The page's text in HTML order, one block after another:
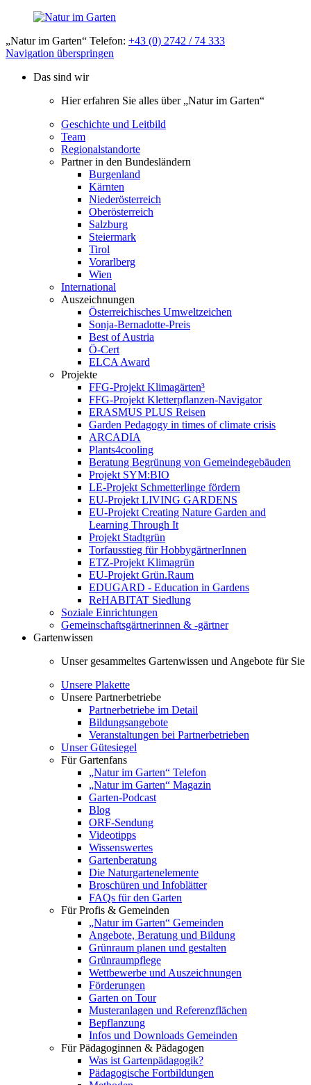
„Natur im Garten“ Telefon: +43 (0) 2742 / 74 333
Navigation überspringen
Das sind wir
Hier erfahren Sie alles über „Natur im Garten“
Geschichte und Leitbild
Team
Regionalstandorte
Partner in den Bundesländern
Burgenland
Kärnten
Niederösterreich
Oberösterreich
Salzburg
Steiermark
Tirol
Vorarlberg
Wien
International
Auszeichnungen
Österreichisches Umweltzeichen
Sonja-Bernadotte-Preis
Best of Austria
Ö-Cert
ELCA Award
Projekte
FFG-Projekt Klimagärten³
FFG-Projekt Kletterpflanzen-Navigator
ERASMUS PLUS Reisen
Garden Pedagogy in times of climate crisis
ARCADIA
Plants4cooling
Beratung Begrünung von Gemeindegebäuden
Projekt SYM:BIO
LE-Projekt Schmetterlinge fördern
EU-Projekt LIVING GARDENS
EU-Projekt Creating Nature Garden and
Learning Through It
Projekt Stadtgrün
Torfausstieg für HobbygärtnerInnen
ETZ-Projekt Klimagrün
EU-Projekt Grün.Raum
EDUGARD - Education in Gardens
ReHABITAT Siedlung
Soziale Einrichtungen
Gemeinschaftsgärtnerinnen & -gärtner
Gartenwissen
Unser gesammeltes Gartenwissen und Angebote für Sie
Unsere Plakette
Unsere Partnerbetriebe
Partnerbetriebe im Detail
Bildungsangebote
Veranstaltungen bei Partnerbetrieben
Unser Gütesiegel
Für Gartenfans
„Natur im Garten“ Telefon
„Natur im Garten“ Magazin
Garten-Podcast
Blog
ORF-Sendung
Videotipps
Wissenswertes
Gartenberatung
Die Naturgartenelemente
Broschüren und Infoblätter
FAQs für den Garten
Für Profis & Gemeinden
„Natur im Garten“ Gemeinden
Angebote, Beratung und Bildung
Grünraum planen und gestalten
Grünraumpflege
Wettbewerbe und Auszeichnungen
Förderungen
Garten on Tour
Musteranlagen und Referenzflächen
Bepflanzung
Infos und Downloads Gemeinden
Für Pädagoginnen & Pädagogen
Was ist Gartenpädagogik?
Pädagogische Fortbildungen